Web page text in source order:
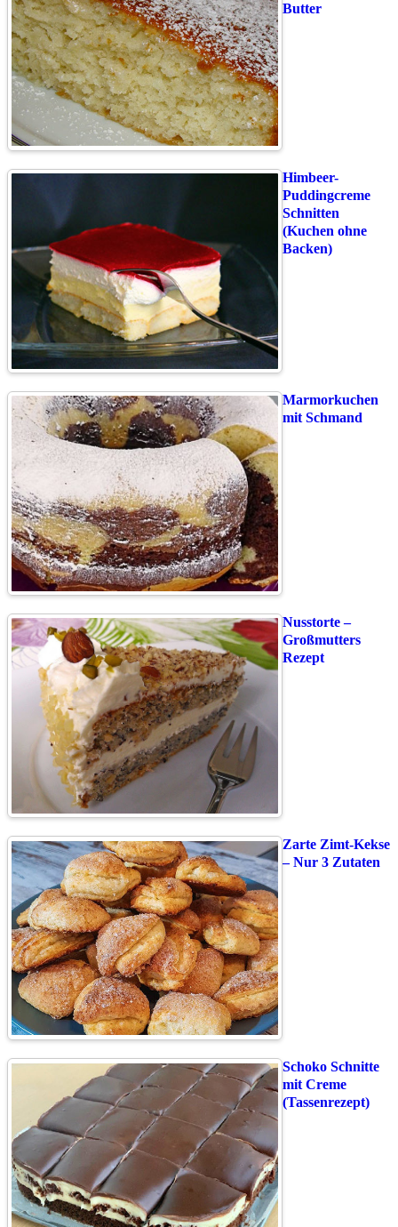
Butter
Himbeer-
Puddingcreme
Schnitten
(Kuchen ohne
Backen)
Marmorkuchen
mit Schmand
Nusstorte –
Großmutters
Rezept
Zarte Zimt-Kekse
– Nur 3 Zutaten
Schoko Schnitte
mit Creme
(Tassenrezept)